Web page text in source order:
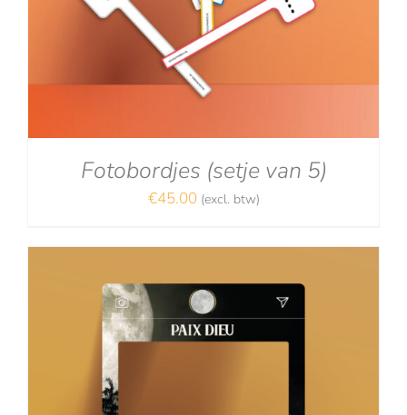
Fotobordjes (setje van 5)
€45.00 (excl. btw)